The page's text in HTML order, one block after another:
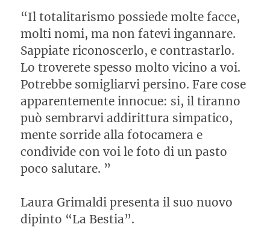
“Il totalitarismo possiede molte facce,
molti nomi, ma non fatevi ingannare.
Sappiate riconoscerlo, e contrastarlo.
Lo troverete spesso molto vicino a voi.
Potrebbe somigliarvi persino. Fare cose
apparentemente innocue: si, il tiranno
può sembrarvi addirittura simpatico,
mente sorride alla fotocamera e
condivide con voi le foto di un pasto
poco salutare. ”
Laura Grimaldi presenta il suo nuovo
dipinto “La Bestia”.